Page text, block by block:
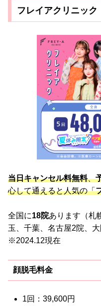
フレイアクリニック
当日キャンセル料無料、
心して通えると人気の「
全国に18院あります（札
玉、千葉、名古屋2院、
※2024.12現在
顔脱毛料金
1回：39,600円